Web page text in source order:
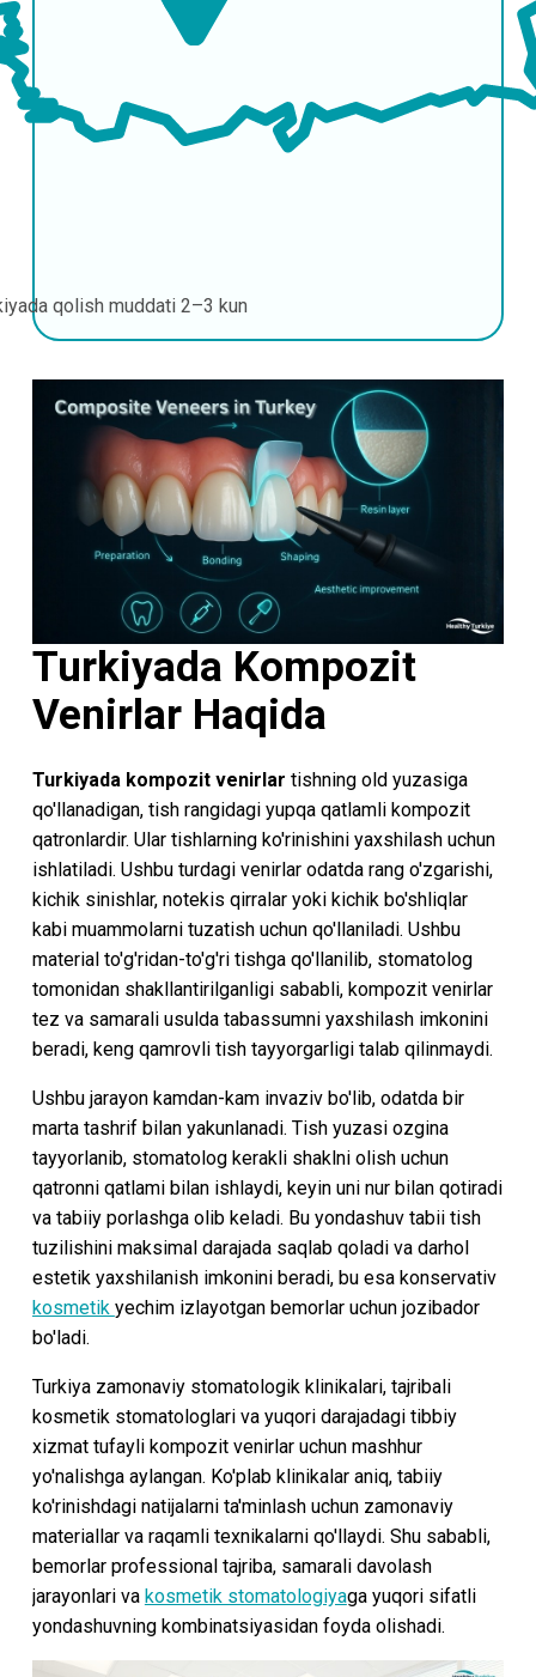
qolish muddati 2–3 kun
Turkiyada Kompozit
Venirlar Haqida
Turkiyada kompozit venirlar tishning old yuzasiga
qo'llanadigan, tish rangidagi yupqa qatlamli kompozit
qatronlardir. Ular tishlarning ko'rinishini yaxshilash uchun
ishlatiladi. Ushbu turdagi venirlar odatda rang o'zgarishi,
kichik sinishlar, notekis qirralar yoki kichik bo'shliqlar
kabi muammolarni tuzatish uchun qo'llaniladi. Ushbu
material to'g'ridan-to'g'ri tishga qo'llanilib, stomatolog
tomonidan shakllantirilganligi sababli, kompozit venirlar
tez va samarali usulda tabassumni yaxshilash imkonini
beradi, keng qamrovli tish tayyorgarligi talab qilinmaydi.
Ushbu jarayon kamdan-kam invaziv bo'lib, odatda bir
marta tashrif bilan yakunlanadi. Tish yuzasi ozgina
tayyorlanib, stomatolog kerakli shaklni olish uchun
qatronni qatlami bilan ishlaydi, keyin uni nur bilan qotiradi
va tabiiy porlashga olib keladi. Bu yondashuv tabii tish
tuzilishini maksimal darajada saqlab qoladi va darhol
estetik yaxshilanish imkonini beradi, bu esa konservativ
kosmetik yechim izlayotgan bemorlar uchun jozibador
bo'ladi.
Turkiya zamonaviy stomatologik klinikalari, tajribali
kosmetik stomatologlari va yuqori darajadagi tibbiy
xizmat tufayli kompozit venirlar uchun mashhur
yo'nalishga aylangan. Ko'plab klinikalar aniq, tabiiy
ko'rinishdagi natijalarni ta'minlash uchun zamonaviy
materiallar va raqamli texnikalarni qo'llaydi. Shu sababli,
bemorlar professional tajriba, samarali davolash
jarayonlari va kosmetik stomatologiyaga yuqori sifatli
yondashuvning kombinatsiyasidan foyda olishadi.